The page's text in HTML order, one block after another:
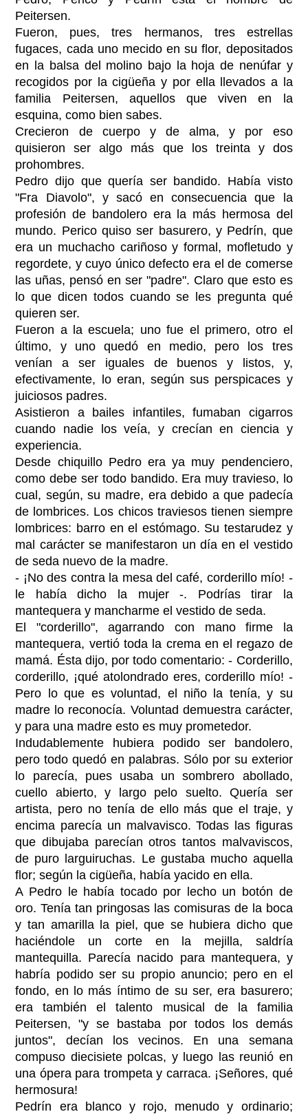
Peitersen.
Fueron, pues, tres hermanos, tres estrellas
fugaces, cada uno mecido en su flor, depositados
en la balsa del molino bajo la hoja de nenúfar y
recogidos por la cigüeña y por ella llevados a la
familia Peitersen, aquellos que viven en la
esquina, como bien sabes.
Crecieron de cuerpo y de alma, y por eso
quisieron ser algo más que los treinta y dos
prohombres.
Pedro dijo que quería ser bandido. Había visto
"Fra Diavolo", y sacó en consecuencia que la
profesión de bandolero era la más hermosa del
mundo. Perico quiso ser basurero, y Pedrín, que
era un muchacho cariñoso y formal, mofletudo y
regordete, y cuyo único defecto era el de comerse
las uñas, pensó en ser "padre". Claro que esto es
lo que dicen todos cuando se les pregunta qué
quieren ser.
Fueron a la escuela; uno fue el primero, otro el
último, y uno quedó en medio, pero los tres
venían a ser iguales de buenos y listos, y,
efectivamente, lo eran, según sus perspicaces y
juiciosos padres.
Asistieron a bailes infantiles, fumaban cigarros
cuando nadie los veía, y crecían en ciencia y
experiencia.
Desde chiquillo Pedro era ya muy pendenciero,
como debe ser todo bandido. Era muy travieso, lo
cual, según, su madre, era debido a que padecía
de lombrices. Los chicos traviesos tienen siempre
lombrices: barro en el estómago. Su testarudez y
mal carácter se manifestaron un día en el vestido
de seda nuevo de la madre.
- ¡No des contra la mesa del café, corderillo mío! -
le había dicho la mujer -. Podrías tirar la
mantequera y mancharme el vestido de seda.
El "corderillo", agarrando con mano firme la
mantequera, vertió toda la crema en el regazo de
mamá. Ésta dijo, por todo comentario: - Corderillo,
corderillo, ¡qué atolondrado eres, corderillo mío! ­
Pero lo que es voluntad, el niño la tenía, y su
madre lo reconocía. Voluntad demuestra carácter,
y para una madre esto es muy prometedor.
Indudablemente hubiera podido ser bandolero,
pero todo quedó en palabras. Sólo por su exterior
lo parecía, pues usaba un sombrero abollado,
cuello abierto, y largo pelo suelto. Quería ser
artista, pero no tenía de ello más que el traje, y
encima parecía un malvavisco. Todas las figuras
que dibujaba parecían otros tantos malvaviscos,
de puro larguiruchas. Le gustaba mucho aquella
flor; según la cigüeña, había yacido en ella.
A Pedro le había tocado por lecho un botón de
oro. Tenía tan pringosas las comisuras de la boca
y tan amarilla la piel, que se hubiera dicho que
haciéndole un corte en la mejilla, saldría
mantequilla. Parecía nacido para mantequera, y
habría podido ser su propio anuncio; pero en el
fondo, en lo más íntimo de su ser, era basurero;
era también el talento musical de la familia
Peitersen, "y se bastaba por todos los demás
juntos", decían los vecinos. En una semana
compuso diecisiete polcas, y luego las reunió en
una ópera para trompeta y carraca. ¡Señores, qué
hermosura!
Pedrín era blanco y rojo, menudo y ordinario;